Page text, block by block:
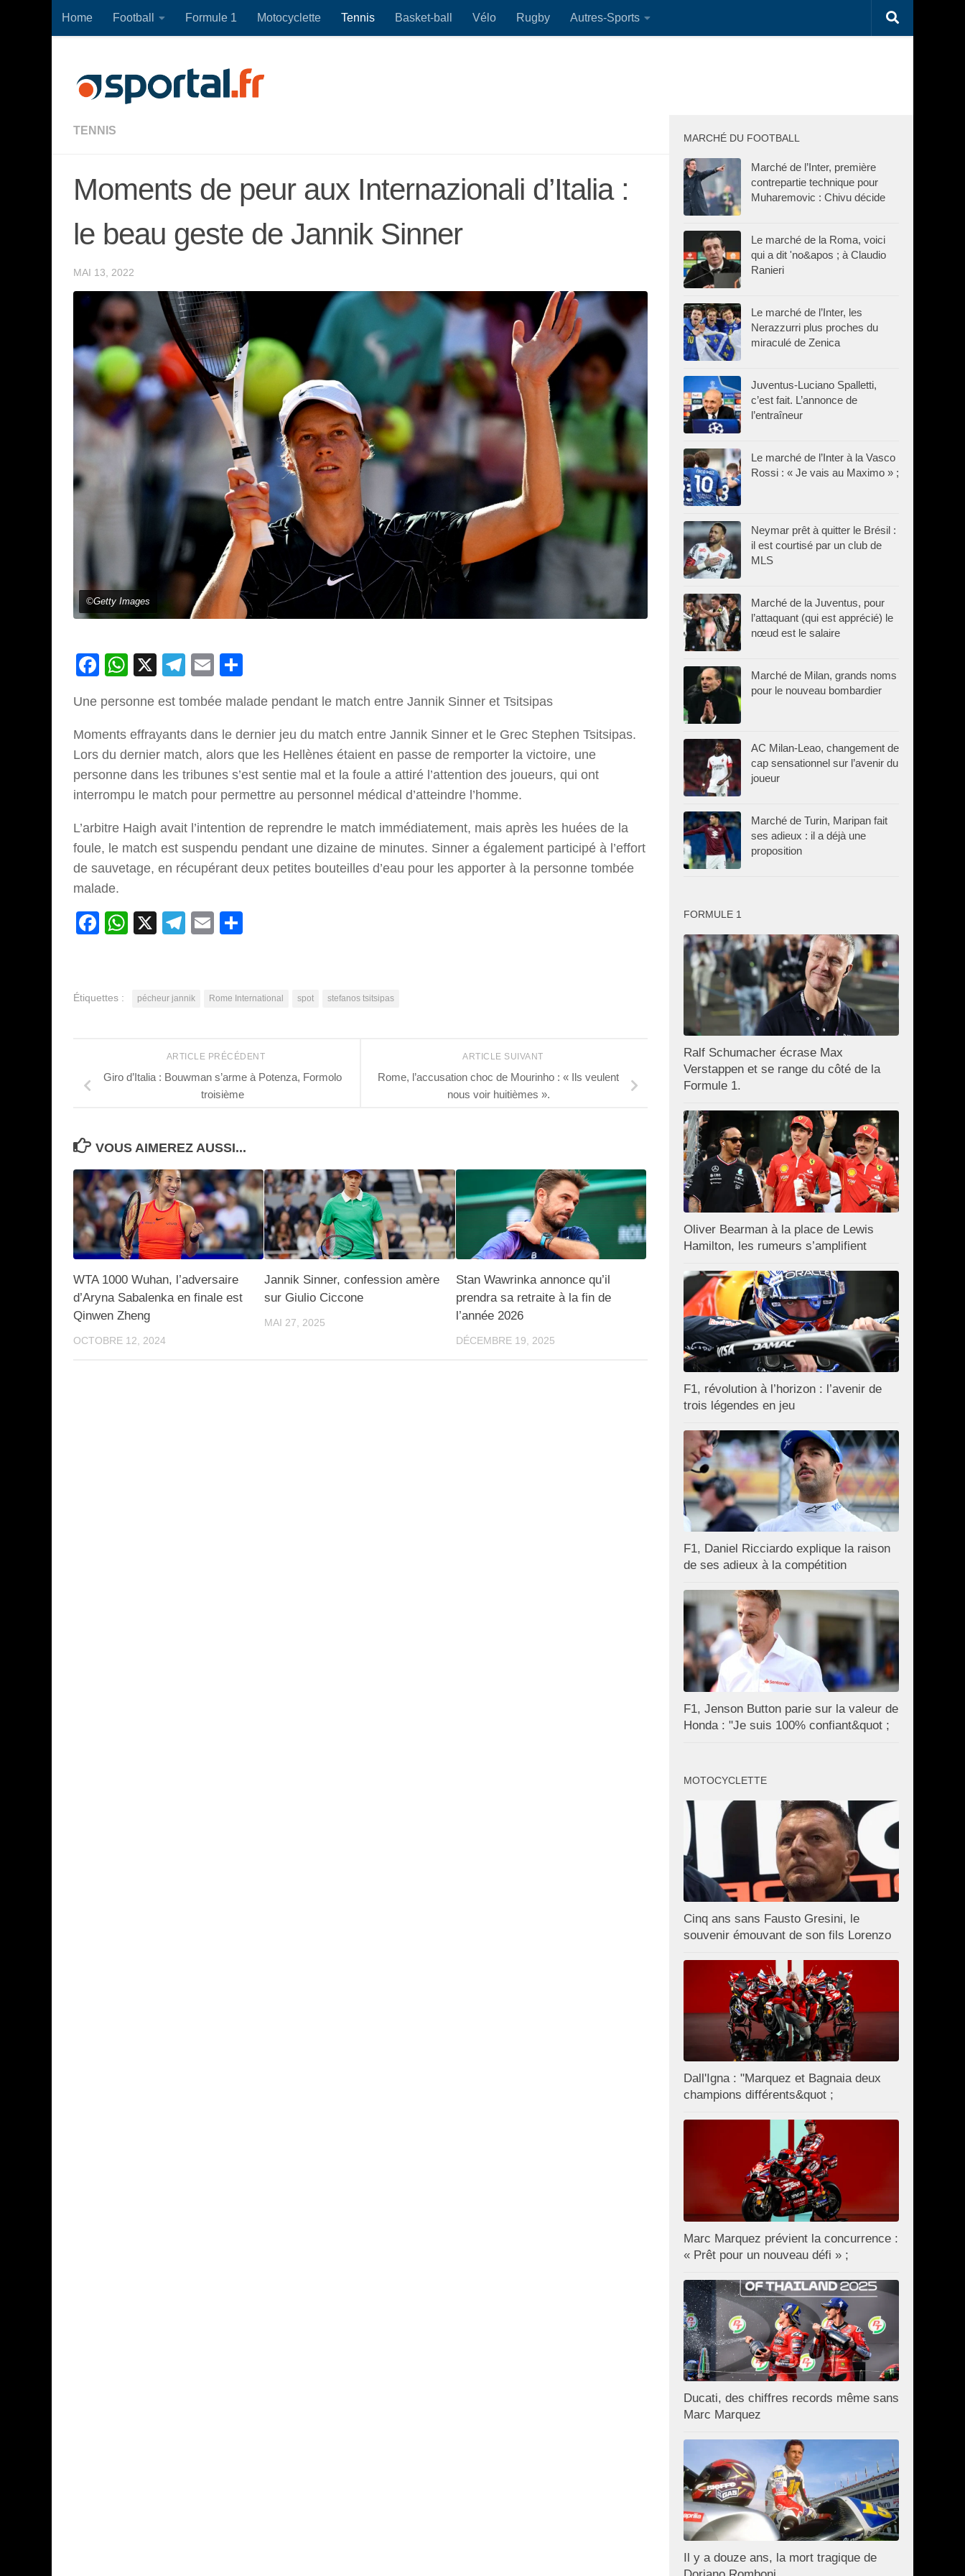
Skip to content
Home Football Formule 1 Motocyclette Tennis Basket-ball Vélo Rugby Autres-Sports
TENNIS
Moments de peur aux Internazionali d’Italia :
le beau geste de Jannik Sinner
MAI 13, 2022
©Getty Images
Facebook
WhatsApp
X Telegram
Email
Une personne est tombée malade pendant le match entre Jannik Sinner et Tsitsipas
Moments effrayants dans le dernier jeu du match entre Jannik Sinner et le Grec Stephen Tsitsipas.
Lors du dernier match, alors que les Hellènes étaient en passe de remporter la victoire, une
personne dans les tribunes s’est sentie mal et la foule a attiré l’attention des joueurs, qui ont
interrompu le match pour permettre au personnel médical d’atteindre l’homme.
L’arbitre Haigh avait l’intention de reprendre le match immédiatement, mais après les huées de la
foule, le match est suspendu pendant une dizaine de minutes. Sinner a également participé à l’effort
de sauvetage, en récupérant deux petites bouteilles d’eau pour les apporter à la personne tombée
malade.
Facebook
WhatsApp
X Telegram
Email
Étiquettes : pécheur jannik Rome International spot stefanos tsitsipas
ARTICLE SUIVANT
Rome, l’accusation choc de Mourinho : « Ils veulent
nous voir huitièmes ».
ARTICLE PRÉCÉDENT
Giro d’Italia : Bouwman s’arme à Potenza, Formolo
troisième
VOUS AIMEREZ AUSSI...
WTA 1000 Wuhan, l’adversaire
d’Aryna Sabalenka en finale est
Qinwen Zheng
OCTOBRE 12, 2024
Jannik Sinner, confession amère
sur Giulio Ciccone
MAI 27, 2025
Stan Wawrinka annonce qu’il
prendra sa retraite à la fin de
l’année 2026
DÉCEMBRE 19, 2025
MARCHÉ DU FOOTBALL
Marché de l’Inter, première
contrepartie technique pour
Muharemovic : Chivu décide
Le marché de la Roma, voici
qui a dit 'no&apos ; à Claudio
Ranieri
Le marché de l’Inter, les
Nerazzurri plus proches du
miraculé de Zenica
Juventus-Luciano Spalletti,
c’est fait. L’annonce de
l’entraîneur
Le marché de l’Inter à la Vasco
Rossi : « Je vais au Maximo » ;
Neymar prêt à quitter le Brésil :
il est courtisé par un club de
MLS
Marché de la Juventus, pour
l’attaquant (qui est apprécié) le
nœud est le salaire
Marché de Milan, grands noms
pour le nouveau bombardier
AC Milan-Leao, changement de
cap sensationnel sur l’avenir du
joueur
Marché de Turin, Maripan fait
ses adieux : il a déjà une
proposition
FORMULE 1
Ralf Schumacher écrase Max
Verstappen et se range du côté de la
Formule 1.
Oliver Bearman à la place de Lewis
Hamilton, les rumeurs s’amplifient
F1, révolution à l’horizon : l’avenir de
trois légendes en jeu
F1, Daniel Ricciardo explique la raison
de ses adieux à la compétition
F1, Jenson Button parie sur la valeur de
Honda : "Je suis 100% confiant&quot ;
MOTOCYCLETTE
Cinq ans sans Fausto Gresini, le
souvenir émouvant de son fils Lorenzo
Dall'Igna : "Marquez et Bagnaia deux
champions différents&quot ;
Marc Marquez prévient la concurrence :
« Prêt pour un nouveau défi » ;
Ducati, des chiffres records même sans
Marc Marquez
Il y a douze ans, la mort tragique de